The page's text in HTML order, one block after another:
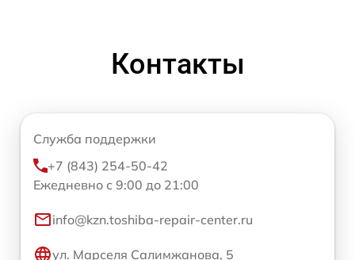
Контакты
Служба поддержки
+7 (843) 254-50-42
Ежедневно с 9:00 до 21:00
info@kzn.toshiba-repair-center.ru
ул. Марселя Салимжанова, 5